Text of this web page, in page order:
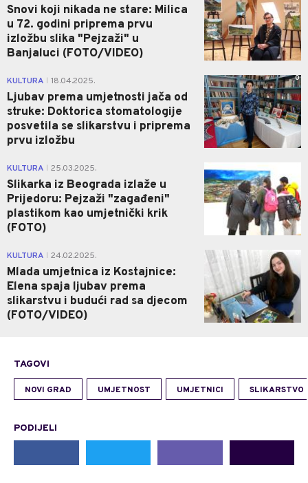
Snovi koji nikada ne stare: Milica
u 72. godini priprema prvu
izložbu slika "Pejzaži" u
Banjaluci (FOTO/VIDEO)
KULTURA 18.04.2025.
Ljubav prema umjetnosti jača od
struke: Doktorica stomatologije
posvetila se slikarstvu i priprema
prvu izložbu
0
KULTURA 25.03.2025.
Slikarka iz Beograda izlaže u
Prijedoru: Pejzaži "zagađeni"
plastikom kao umjetnički krik
(FOTO)
KULTURA 24.02.2025.
Mlada umjetnica iz Kostajnice:
Elena spaja ljubav prema
slikarstvu i budući rad sa djecom
(FOTO/VIDEO)
TAGOVI
NOVI GRAD UMJETNOST UMJETNICI SLIKARSTVO
PODIJELI